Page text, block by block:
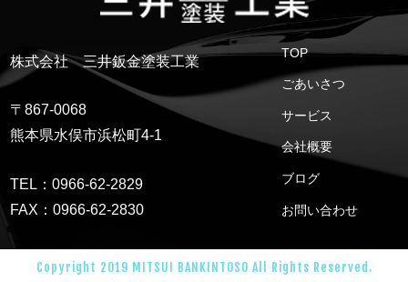
株式会社 三井鈑金塗装工業
〒867-0068
熊本県水俣市浜松町4-1
TEL：0966-62-2829
FAX：0966-62-2830
TOP
ごあいさつ
サービス
会社概要
ブログ
お問い合わせ
Copyright 2019 MITSUI BANKINTOSO All Rights Reserved.